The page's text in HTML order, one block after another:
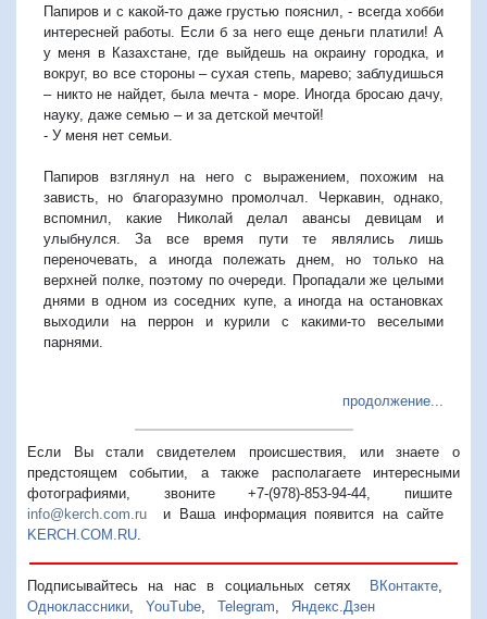
Папиров и с какой-то даже грустью пояснил, - всегда хобби
интересней работы. Если б за него еще деньги платили! А
у меня в Казахстане, где выйдешь на окраину городка, и
вокруг, во все стороны – сухая степь, марево; заблудишься
– никто не найдет, была мечта - море. Иногда бросаю дачу,
науку, даже семью – и за детской мечтой!
- У меня нет семьи.
Папиров взглянул на него с выражением, похожим на
зависть, но благоразумно промолчал. Черкавин, однако,
вспомнил, какие Николай делал авансы девицам и
улыбнулся. За все время пути те являлись лишь
переночевать, а иногда полежать днем, но только на
верхней полке, поэтому по очереди. Пропадали же целыми
днями в одном из соседних купе, а иногда на остановках
выходили на перрон и курили с какими-то веселыми
парнями.
продолжение...
Если Вы стали свидетелем происшествия, или знаете о
предстоящем событии, а также располагаете интересными
фотографиями, звоните +7-(978)-853-94-44, пишите
info@kerch.com.ru и Ваша информация появится на сайте
KERCH.COM.RU
Подписывайтесь на нас в социальных сетях ВКонтакте,
Одноклассники
YouTube Telegram Яндекс.Дзен